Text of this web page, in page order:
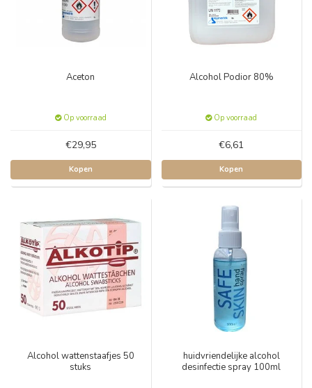
Aceton
Op voorraad
€29,95
Kopen
Alcohol Podior 80%
Op voorraad
€6,61
Kopen
Alcohol wattenstaafjes 50
stuks
huidvriendelijke alcohol
desinfectie spray 100ml